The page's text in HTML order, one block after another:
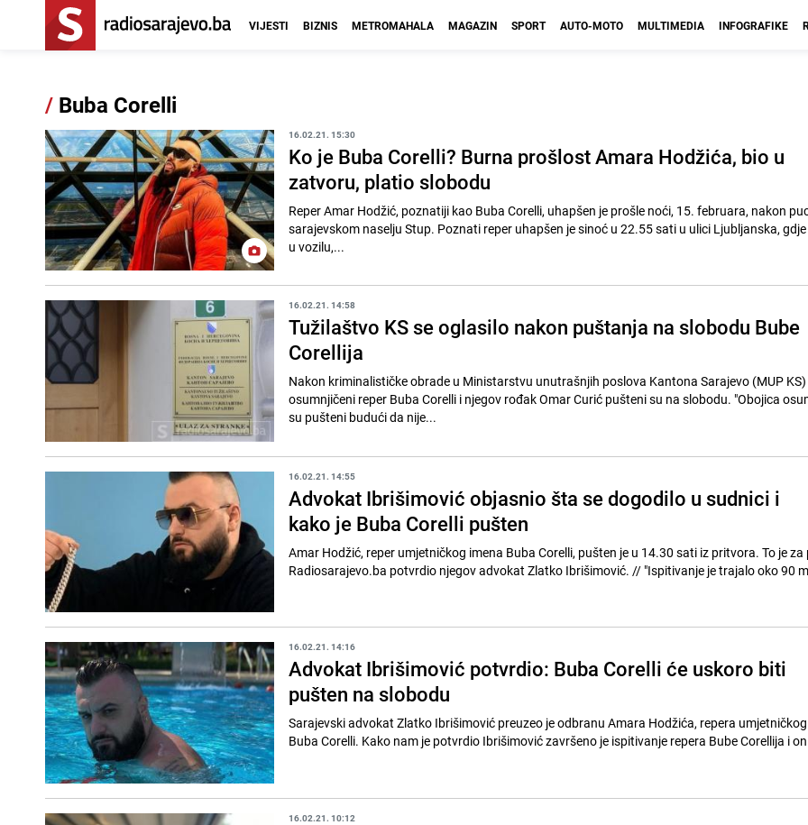
VIJESTI BIZNIS METROMAHALA MAGAZIN SPORT AUTO-MOTO MULTIMEDIA INFOGRAFIKE
/ Buba Corelli
16.02.21. 15:30
Ko je Buba Corelli? Burna prošlost Amara Hodžića, bio u
zatvoru, platio slobodu
Reper Amar Hodžić, poznatiji kao Buba Corelli, uhapšen je prošle noći, 15. februara, nakon
sarajevskom naselju Stup. Poznati reper uhapšen je sinoć u 22.55 sati u ulici Ljubljanska,
u vozilu,...
16.02.21. 14:58
Tužilaštvo KS se oglasilo nakon puštanja na slobodu Bube
Corellija
Nakon kriminalističke obrade u Ministarstvu unutrašnjih poslova Kantona Sarajevo (MUP KS)
osumnjičeni reper Buba Corelli i njegov rođak Omar Curić pušteni su na slobodu. "Obojica
su pušteni budući da nije...
16.02.21. 14:55
Advokat Ibrišimović objasnio šta se dogodilo u sudnici i
kako je Buba Corelli pušten
Amar Hodžić, reper umjetničkog imena Buba Corelli, pušten je u 14.30 sati iz pritvora. To je
Radiosarajevo.ba potvrdio njegov advokat Zlatko Ibrišimović. // "Ispitivanje
16.02.21. 14:16
Advokat Ibrišimović potvrdio: Buba Corelli će uskoro biti
pušten na slobodu
Sarajevski advokat Zlatko Ibrišimović preuzeo je odbranu Amara Hodžića, repera
Buba Corelli. Kako nam je potvrdio Ibrišimović završeno je ispitivanje repera Bube Corellija i
16.02.21. 10:12